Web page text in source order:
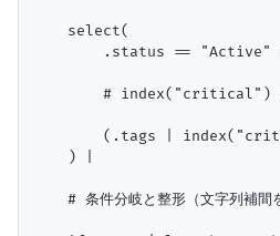
    select(
.status == "Active"
# index("critical")
(.tags |
    ) |
# 条件分岐と整形（文字列補間